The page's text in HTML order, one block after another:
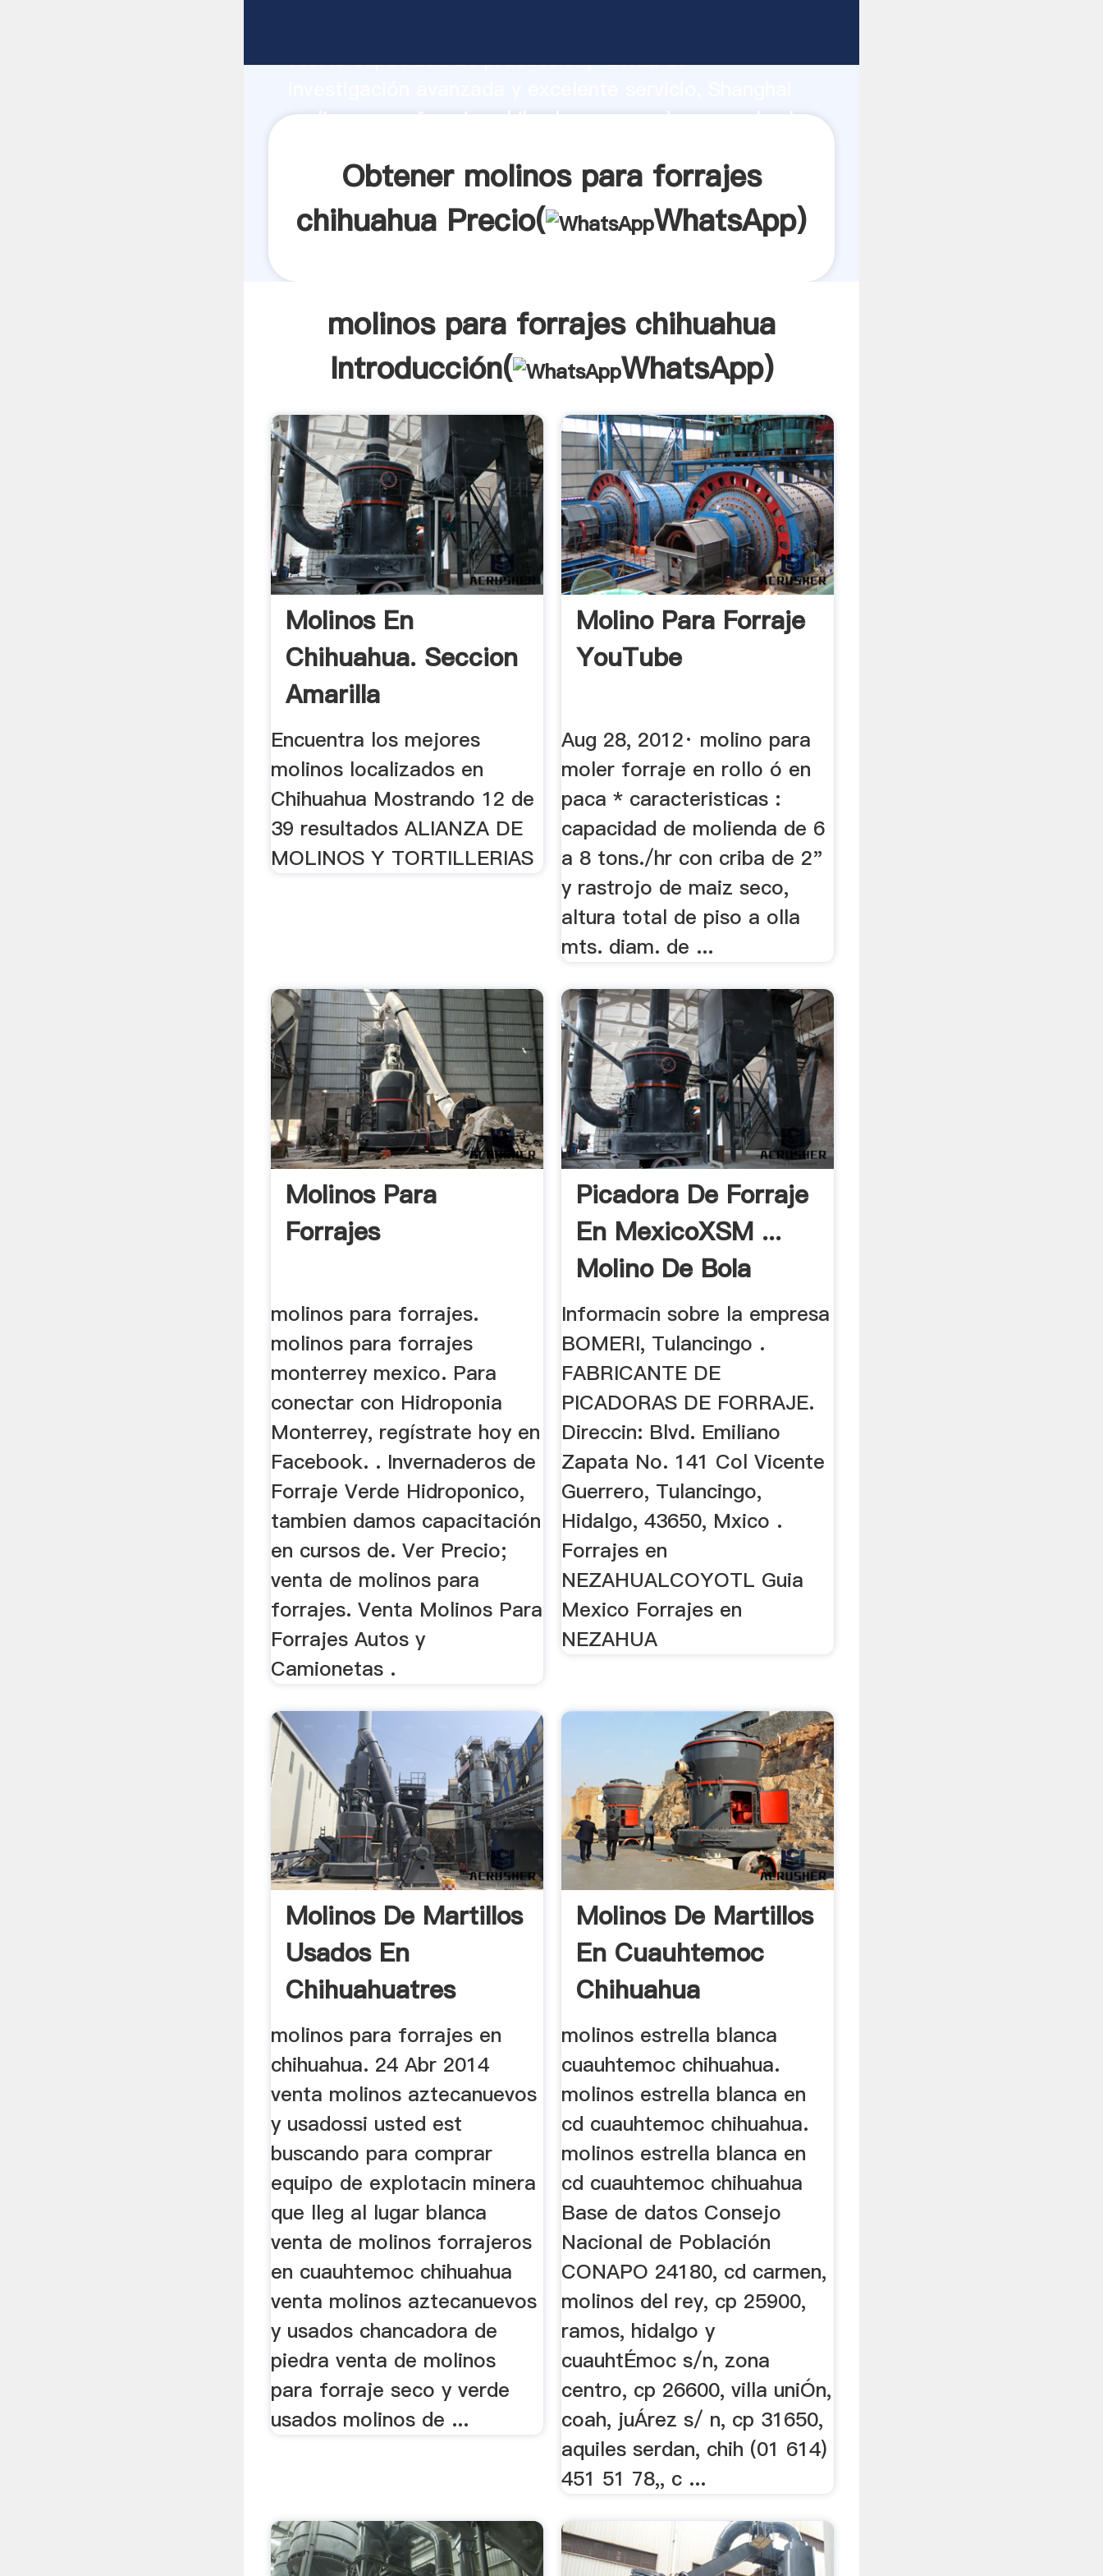
fuerte capacidad de producción, fuerza de
molinos para forrajes chihuahua proveedor crea el valor
Obtener molinos para forrajes
chihuahua Precio(
WhatsApp)
molinos para forrajes chihuahua
Introducción(
WhatsApp)
Molinos En
Chihuahua. Seccion
Amarilla
Encuentra los mejores
molinos localizados en
Chihuahua Mostrando 12 de
39 resultados ALIANZA DE
MOLINOS Y TORTILLERIAS
Molino Para Forraje
YouTube
Aug 28, 2012· molino para
moler forraje en rollo ó en
paca * caracteristicas :
capacidad de molienda de 6
a 8 tons./hr con criba de 2"
y rastrojo de maiz seco,
altura total de piso a olla
mts. diam. de ...
Molinos Para
Forrajes
molinos para forrajes.
molinos para forrajes
monterrey mexico. Para
conectar con Hidroponia
Monterrey, regístrate hoy en
Facebook. . Invernaderos de
Forraje Verde Hidroponico,
tambien damos capacitación
en cursos de. Ver Precio;
venta de molinos para
forrajes. Venta Molinos Para
Forrajes Autos y
Camionetas .
Picadora De Forraje
En MexicoXSM ...
Molino De Bola
Informacin sobre la empresa
BOMERI, Tulancingo .
FABRICANTE DE
PICADORAS DE FORRAJE.
Direccin: Blvd. Emiliano
Zapata No. 141 Col Vicente
Guerrero, Tulancingo,
Hidalgo, 43650, Mxico .
Forrajes en
NEZAHUALCOYOTL Guia
Mexico Forrajes en
NEZAHUA
Molinos De Martillos
Usados En
Chihuahuatres
Estrellas
molinos para forrajes en
chihuahua. 24 Abr 2014
venta molinos aztecanuevos
y usadossi usted est
buscando para comprar
equipo de explotacin minera
que lleg al lugar blanca
venta de molinos forrajeros
en cuauhtemoc chihuahua
venta molinos aztecanuevos
y usados chancadora de
piedra venta de molinos
para forraje seco y verde
usados molinos de ...
Molinos De Martillos
En Cuauhtemoc
Chihuahua
molinos estrella blanca
cuauhtemoc chihuahua.
molinos estrella blanca en
cd cuauhtemoc chihuahua.
molinos estrella blanca en
cd cuauhtemoc chihuahua
Base de datos Consejo
Nacional de Población
CONAPO 24180, cd carmen,
molinos del rey, cp 25900,
ramos, hidalgo y
cuauhtÉmoc s/n, zona
centro, cp 26600, villa uniÓn,
coah, juÁrez s/ n, cp 31650,
aquiles serdan, chih (01 614)
451 51 78,, c ...